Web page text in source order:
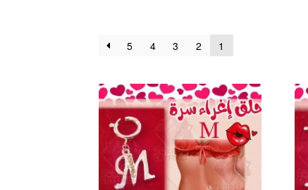
1
2
3
4
5